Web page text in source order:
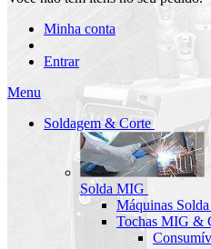
Minha conta
Entrar
Menu
Soldagem & Corte
Solda MIG
Máquinas
Tochas MIG &